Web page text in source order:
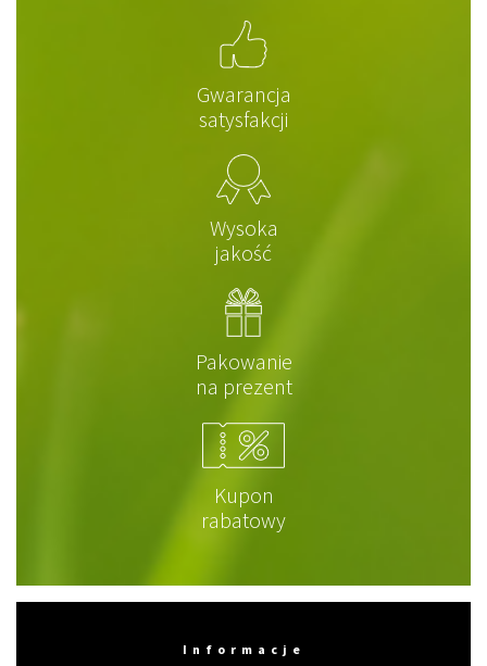
Gwarancja
satysfakcji
Wysoka
jakość
Pakowanie
na prezent
Kupon
rabatowy
Informacje